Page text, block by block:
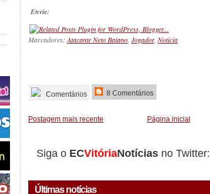
Envie:
Marcadores:Atacante Neto Baiano, Jogador, Notícia
Comentários 8 Comentários
Postagem mais recente Página inicial
Siga o ECVitóriaNotícias no Twitter:
Últimas notícias